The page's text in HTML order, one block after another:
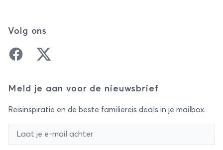
Volg ons
FacebookTwitter
Meld je aan voor de nieuwsbrief
Reisinspiratie en de beste familiereis deals in je mailbox.